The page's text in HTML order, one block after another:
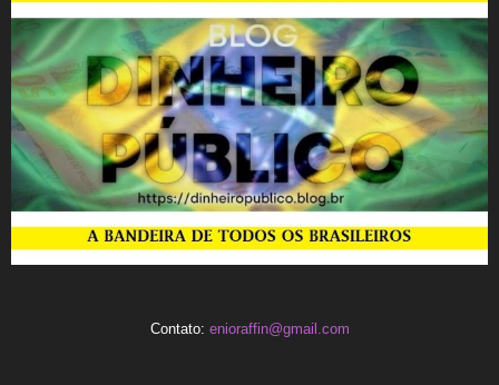
Contato: enioraffin@gmail.com